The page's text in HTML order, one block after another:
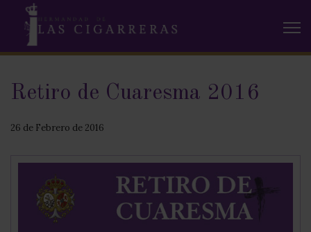
Retiro de Cuaresma 2016
26 de Febrero de 2016